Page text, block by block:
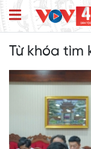
Từ khóa tìm